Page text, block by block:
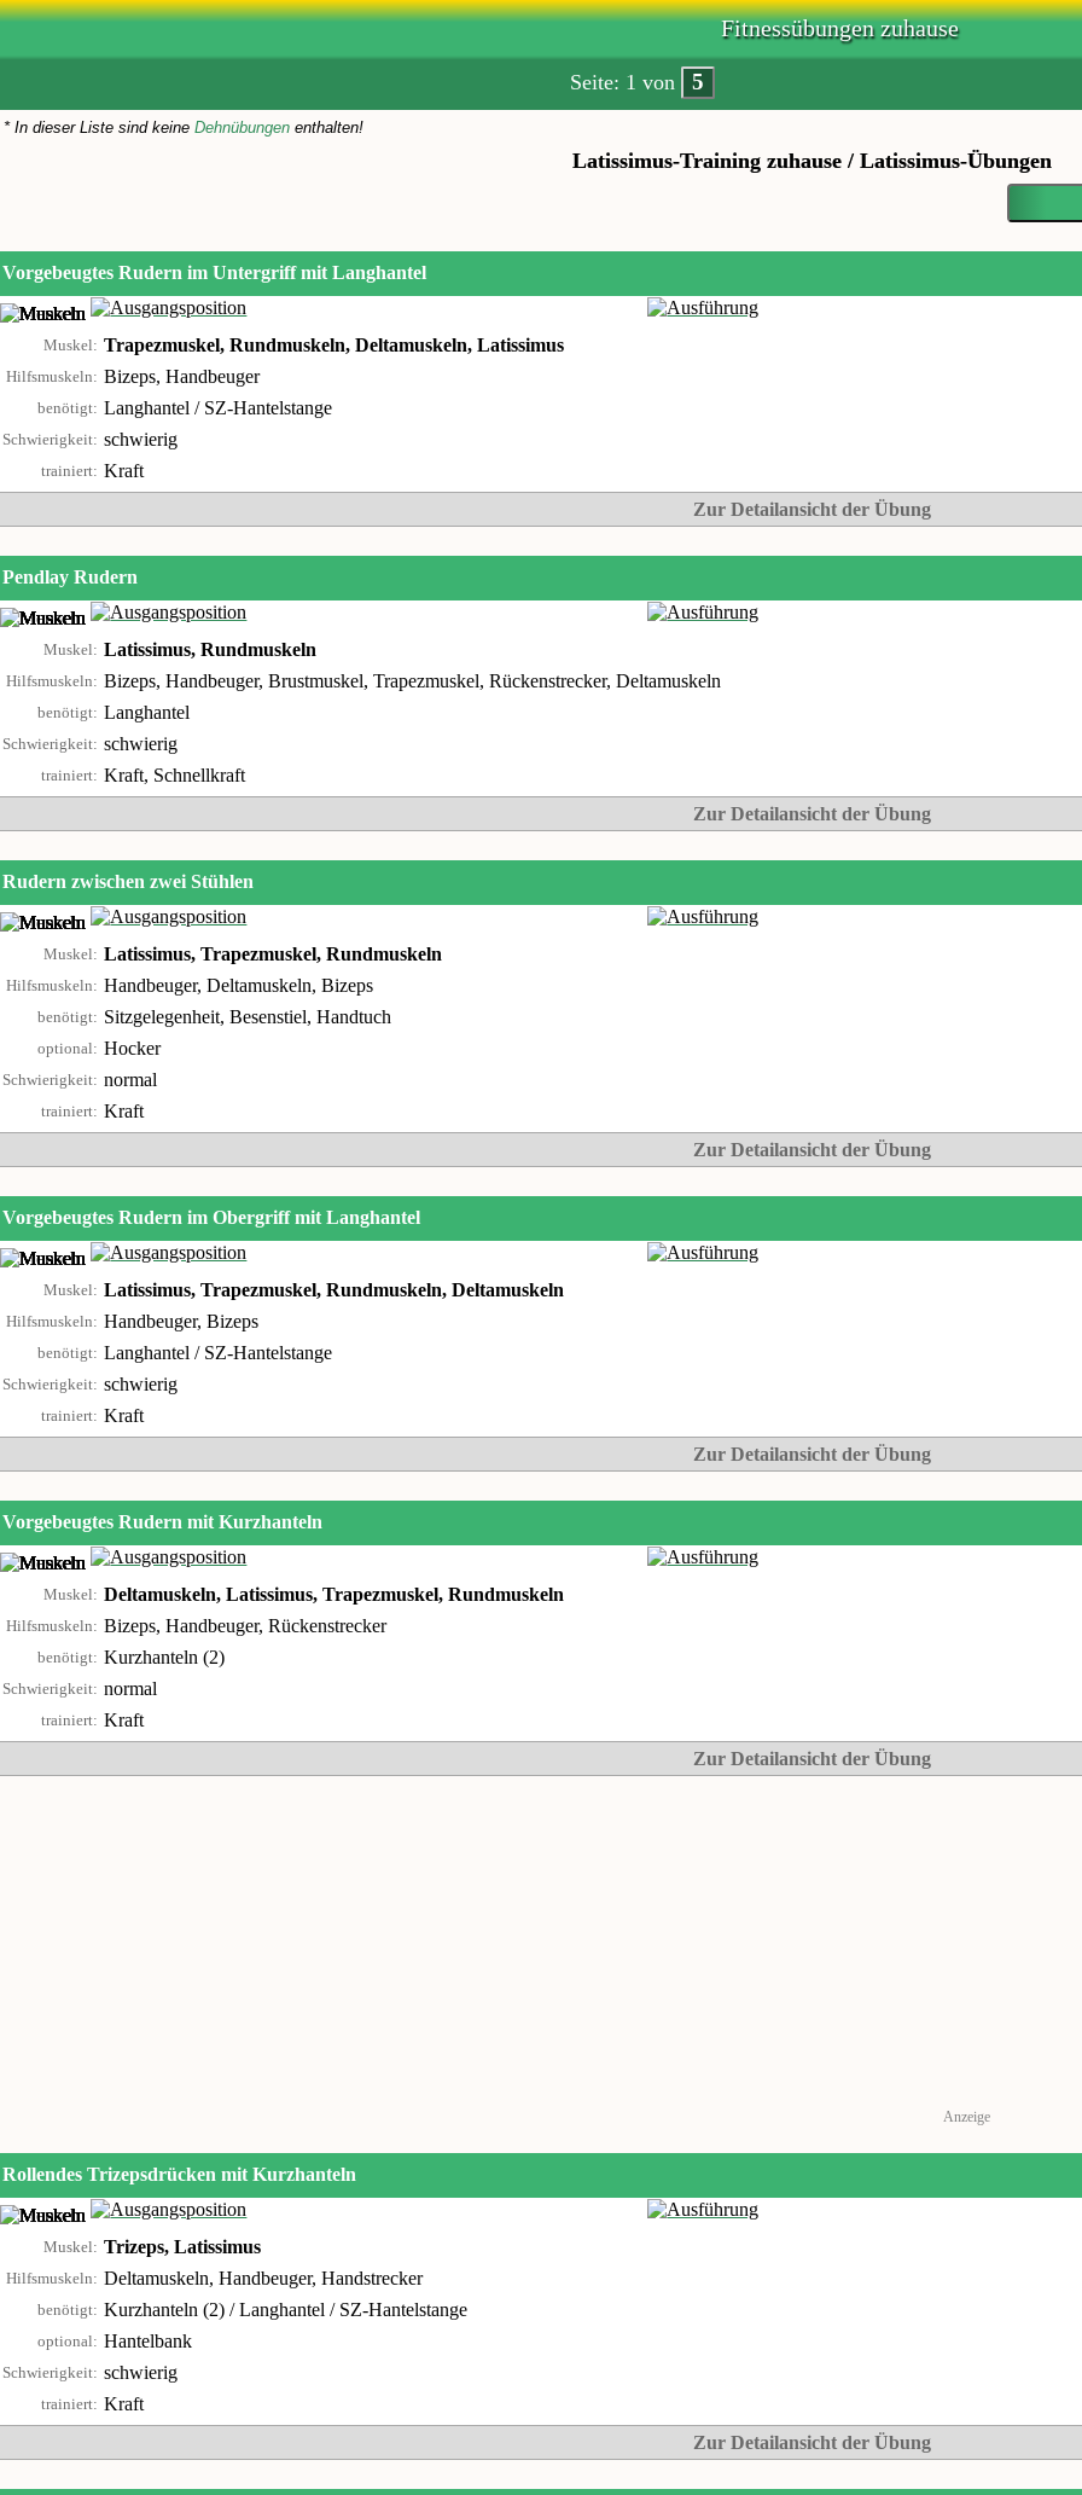
Fitnessübungen zuhause
Seite: 1 von 5
* In dieser Liste sind keine Dehnübungen enthalten!
Latissimus-Training zuhause / Latissimus-Übungen
Vorgebeugtes Rudern im Untergriff mit Langhantel
Muskel: Trapezmuskel, Rundmuskeln, Deltamuskeln, Latissimus
Hilfsmuskeln: Bizeps, Handbeuger
benötigt: Langhantel / SZ-Hantelstange
Schwierigkeit: schwierig
trainiert: Kraft
Zur Detailansicht der Übung
Pendlay Rudern
Muskel: Latissimus, Rundmuskeln
Hilfsmuskeln: Bizeps, Handbeuger, Brustmuskel, Trapezmuskel, Rückenstrecker, Deltamuskeln
benötigt: Langhantel
Schwierigkeit: schwierig
trainiert: Kraft, Schnellkraft
Zur Detailansicht der Übung
Rudern zwischen zwei Stühlen
Muskel: Latissimus, Trapezmuskel, Rundmuskeln
Hilfsmuskeln: Handbeuger, Deltamuskeln, Bizeps
benötigt: Sitzgelegenheit, Besenstiel, Handtuch
optional: Hocker
Schwierigkeit: normal
trainiert: Kraft
Zur Detailansicht der Übung
Vorgebeugtes Rudern im Obergriff mit Langhantel
Muskel: Latissimus, Trapezmuskel, Rundmuskeln, Deltamuskeln
Hilfsmuskeln: Handbeuger, Bizeps
benötigt: Langhantel / SZ-Hantelstange
Schwierigkeit: schwierig
trainiert: Kraft
Zur Detailansicht der Übung
Vorgebeugtes Rudern mit Kurzhanteln
Muskel: Deltamuskeln, Latissimus, Trapezmuskel, Rundmuskeln
Hilfsmuskeln: Bizeps, Handbeuger, Rückenstrecker
benötigt: Kurzhanteln (2)
Schwierigkeit: normal
trainiert: Kraft
Zur Detailansicht der Übung
Rollendes Trizepsdrücken mit Kurzhanteln
Muskel: Trizeps, Latissimus
Hilfsmuskeln: Deltamuskeln, Handbeuger, Handstrecker
benötigt: Kurzhanteln (2) / Langhantel / SZ-Hantelstange
optional: Hantelbank
Schwierigkeit: schwierig
trainiert: Kraft
Zur Detailansicht der Übung